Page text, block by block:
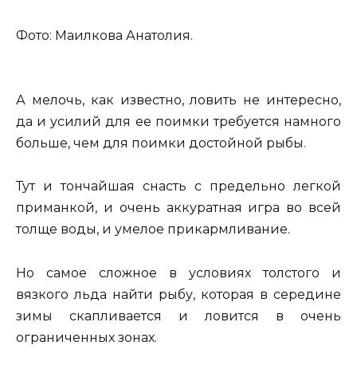
Фото: Маилкова Анатолия.
А мелочь, как известно, ловить не интересно,
да и усилий для ее поимки требуется намного
больше, чем для поимки достойной рыбы.
Тут и тончайшая снасть с предельно легкой
приманкой, и очень аккуратная игра во всей
толще воды, и умелое прикармливание.
Но самое сложное в условиях толстого и
вязкого льда найти рыбу, которая в середине
зимы скапливается и ловится в очень
ограниченных зонах.